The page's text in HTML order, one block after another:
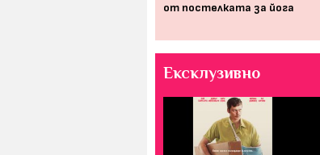
от постелката за йога
Ексклузивно